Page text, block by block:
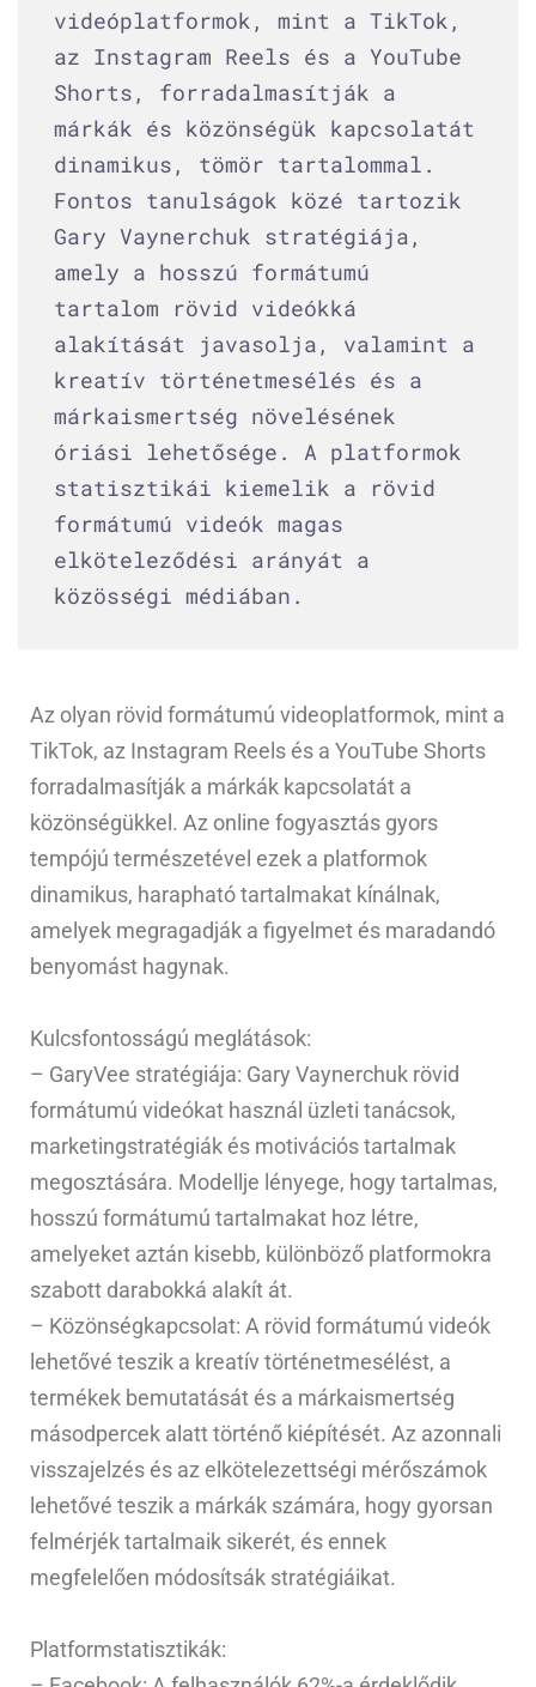
videóplatformok, mint a TikTok,
az Instagram Reels és a YouTube
Shorts, forradalmasítják a
márkák és közönségük kapcsolatát
dinamikus, tömör tartalommal.
Fontos tanulságok közé tartozik
Gary Vaynerchuk stratégiája,
amely a hosszú formátumú
tartalom rövid videókká
alakítását javasolja, valamint a
kreatív történetmesélés és a
márkaismertség növelésének
óriási lehetősége. A platformok
statisztikái kiemelik a rövid
formátumú videók magas
elköteleződési arányát a
közösségi médiában.
Az olyan rövid formátumú videoplatformok, mint a
TikTok, az Instagram Reels és a YouTube Shorts
forradalmasítják a márkák kapcsolatát a
közönségükkel. Az online fogyasztás gyors
tempójú természetével ezek a platformok
dinamikus, harapható tartalmakat kínálnak,
amelyek megragadják a figyelmet és maradandó
benyomást hagynak.
Kulcsfontosságú meglátások:
– GaryVee stratégiája: Gary Vaynerchuk rövid
formátumú videókat használ üzleti tanácsok,
marketingstratégiák és motivációs tartalmak
megosztására. Modellje lényege, hogy tartalmas,
hosszú formátumú tartalmakat hoz létre,
amelyeket aztán kisebb, különböző platformokra
szabott darabokká alakít át.
– Közönségkapcsolat: A rövid formátumú videók
lehetővé teszik a kreatív történetmesélést, a
termékek bemutatását és a márkaismertség
másodpercek alatt történő kiépítését. Az azonnali
visszajelzés és az elkötelezettségi mérőszámok
lehetővé teszik a márkák számára, hogy gyorsan
felmérjék tartalmaik sikerét, és ennek
megfelelően módosítsák stratégiáikat.
Platformstatisztikák: